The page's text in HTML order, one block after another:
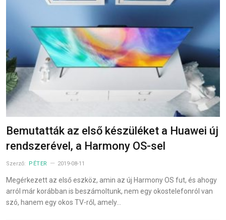
Bemutatták az első készüléket a Huawei új
rendszerével, a Harmony OS-sel
Szerző: PÉTER 2019-08-11
Megérkezett az első eszköz, amin az új Harmony OS fut, és ahogy
arról már korábban is beszámoltunk, nem egy okostelefonról van
szó, hanem egy okos TV-ről, amely…